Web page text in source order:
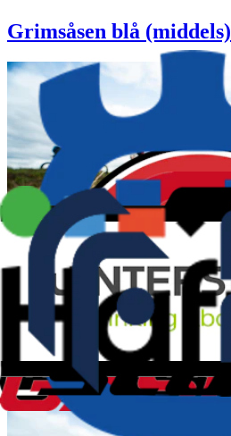
Grimsåsen blå (middels)
Lortsetra (hard)